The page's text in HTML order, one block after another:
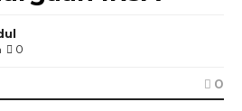
0
0